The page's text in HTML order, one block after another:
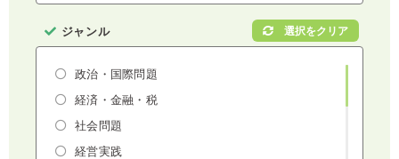
ジャンル
政治・国際問題
経済・金融・税
社会問題
経営実践